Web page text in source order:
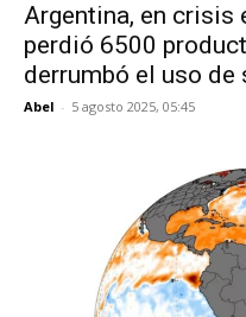
Argentina, en crisis
perdió 6500
derrumbó el uso
Abel - 5 agosto 2025, 05:45